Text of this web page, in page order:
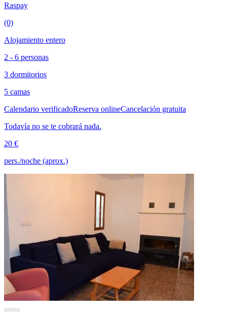
Raspay
(0)
Alojamiento entero
2 - 6 personas
3 dormitorios
5 camas
Calendario verificadoReserva onlineCancelación gratuita
Todavía no se te cobrará nada.
20 €
pers./noche (aprox.)